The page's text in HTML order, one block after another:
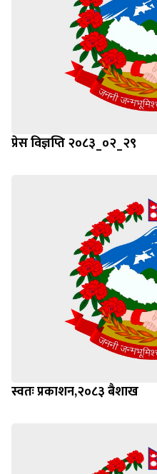
प्रेस विज्ञप्ति २०८३_०२_२९
स्वतः प्रकाशन,२०८३ बैशाख